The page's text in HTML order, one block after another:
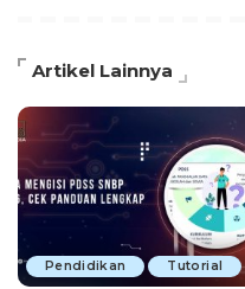
Artikel Lainnya
Pendidikan Tutorial